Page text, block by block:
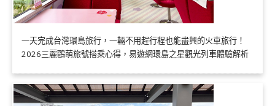
一天完成台灣環島旅行，一輛不用趕行程也能盡興的火車旅行！
2026三麗鷗萌旅號搭乘心得，易遊網環島之星觀光列車體驗解析